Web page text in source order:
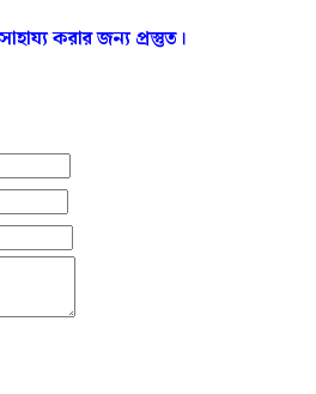
করার জন্য প্রস্তুত।